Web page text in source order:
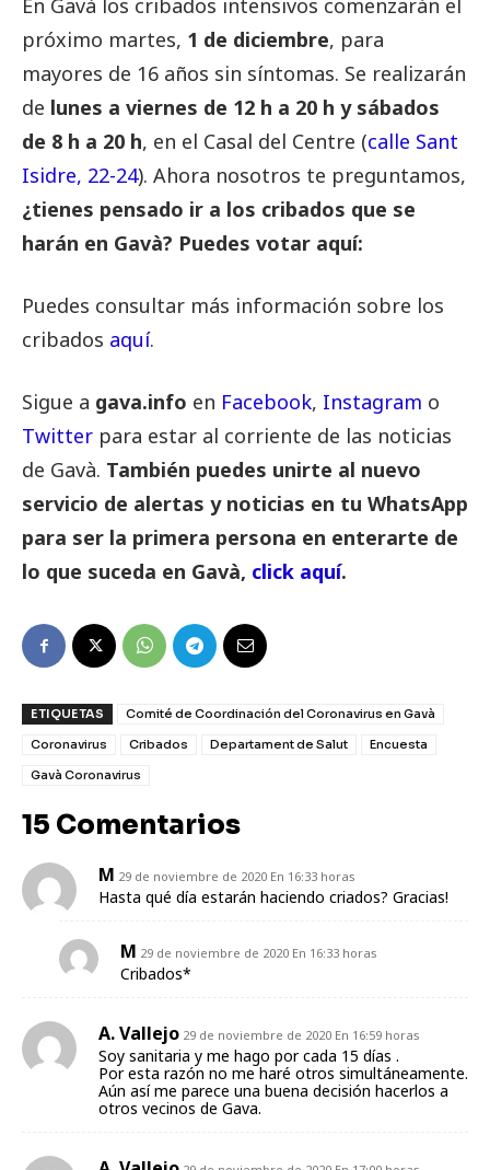
En Gavà los cribados intensivos comenzarán el
próximo martes, 1 de diciembre, para
mayores de 16 años sin síntomas. Se realizarán
de lunes a viernes de 12 h a 20 h y sábados
de 8 h a 20 h, en el Casal del Centre (calle Sant
Isidre, 22-24). Ahora nosotros te preguntamos,
¿tienes pensado ir a los cribados que se
harán en Gavà? Puedes votar aquí:
Puedes consultar más información sobre los
cribados aquí.
Sigue a gava.info en Facebook, Instagram o
Twitter para estar al corriente de las noticias
de Gavà. También puedes unirte al nuevo
servicio de alertas y noticias en tu WhatsApp
para ser la primera persona en enterarte de
lo que suceda en Gavà, click aquí.
ETIQUETAS
Comité de Coordinación del Coronavirus en Gavà
Coronavirus
Cribados Departament de Salut
Encuesta
Gavà Coronavirus
15 Comentarios
M 29 de noviembre de 2020 En 16:33 horas
Hasta qué día estarán haciendo criados? Gracias!
M 29 de noviembre de 2020 En 16:33 horas
Cribados*
A. Vallejo 29 de noviembre de 2020 En 16:59 horas
Soy sanitaria y me hago por cada 15 días .
Por esta razón no me haré otros simultáneamente.
Aún así me parece una buena decisión hacerlos a
otros vecinos de Gava.